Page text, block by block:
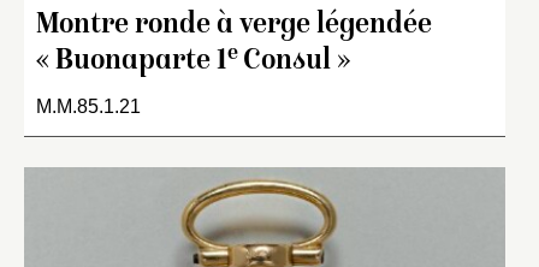
Montre ronde à verge légendée
« Buonaparte 1eConsul »
M.M.85.1.21